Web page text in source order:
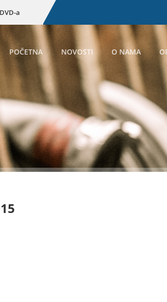
a
POČETNA NOVOSTI O NAMA